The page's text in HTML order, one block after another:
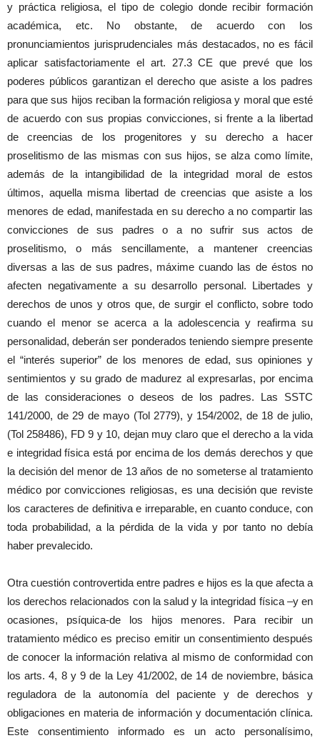
y práctica religiosa, el tipo de colegio donde recibir formación
académica, etc. No obstante, de acuerdo con los
pronunciamientos jurisprudenciales más destacados, no es fácil
aplicar satisfactoriamente el art. 27.3 CE que prevé que los
poderes públicos garantizan el derecho que asiste a los padres
para que sus hijos reciban la formación religiosa y moral que esté
de acuerdo con sus propias convicciones, si frente a la libertad
de creencias de los progenitores y su derecho a hacer
proselitismo de las mismas con sus hijos, se alza como límite,
además de la intangibilidad de la integridad moral de estos
últimos, aquella misma libertad de creencias que asiste a los
menores de edad, manifestada en su derecho a no compartir las
convicciones de sus padres o a no sufrir sus actos de
proselitismo, o más sencillamente, a mantener creencias
diversas a las de sus padres, máxime cuando las de éstos no
afecten negativamente a su desarrollo personal. Libertades y
derechos de unos y otros que, de surgir el conflicto, sobre todo
cuando el menor se acerca a la adolescencia y reafirma su
personalidad, deberán ser ponderados teniendo siempre presente
el “interés superior” de los menores de edad, sus opiniones y
sentimientos y su grado de madurez al expresarlas, por encima
de las consideraciones o deseos de los padres. Las SSTC
141/2000, de 29 de mayo (Tol 2779), y 154/2002, de 18 de julio,
(Tol 258486), FD 9 y 10, dejan muy claro que el derecho a la vida
e integridad física está por encima de los demás derechos y que
la decisión del menor de 13 años de no someterse al tratamiento
médico por convicciones religiosas, es una decisión que reviste
los caracteres de definitiva e irreparable, en cuanto conduce, con
toda probabilidad, a la pérdida de la vida y por tanto no debía
haber prevalecido.
Otra cuestión controvertida entre padres e hijos es la que afecta a
los derechos relacionados con la salud y la integridad física –y en
ocasiones, psíquica-de los hijos menores. Para recibir un
tratamiento médico es preciso emitir un consentimiento después
de conocer la información relativa al mismo de conformidad con
los arts. 4, 8 y 9 de la Ley 41/2002, de 14 de noviembre, básica
reguladora de la autonomía del paciente y de derechos y
obligaciones en materia de información y documentación clínica.
Este consentimiento informado es un acto personalísimo,